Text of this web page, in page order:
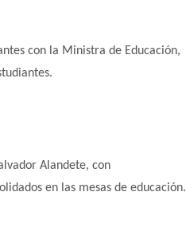
con la Ministra de Educación,
Alandete, con
en las mesas de educación.